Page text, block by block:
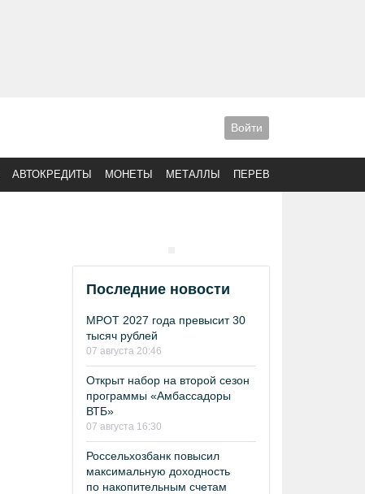
Войти
АВТОКРЕДИТЫ МОНЕТЫ МЕТАЛЛЫ ПЕРЕВОДЫ
Последние новости
МРОТ 2027 года превысит 30
тысяч рублей
07 августа 20:46
Открыт набор на второй сезон
программы «Амбассадоры
ВТБ»
07 августа 16:30
Россельхозбанк повысил
максимальную доходность
по накопительным счетам